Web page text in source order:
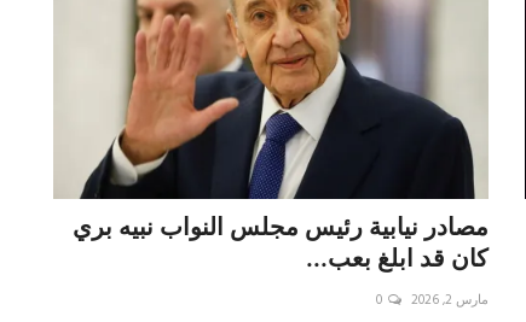
مصادر نيابية رئيس مجلس النواب نبيه بري
كان قد ابلغ بعب...
مارس 2, 2026 0